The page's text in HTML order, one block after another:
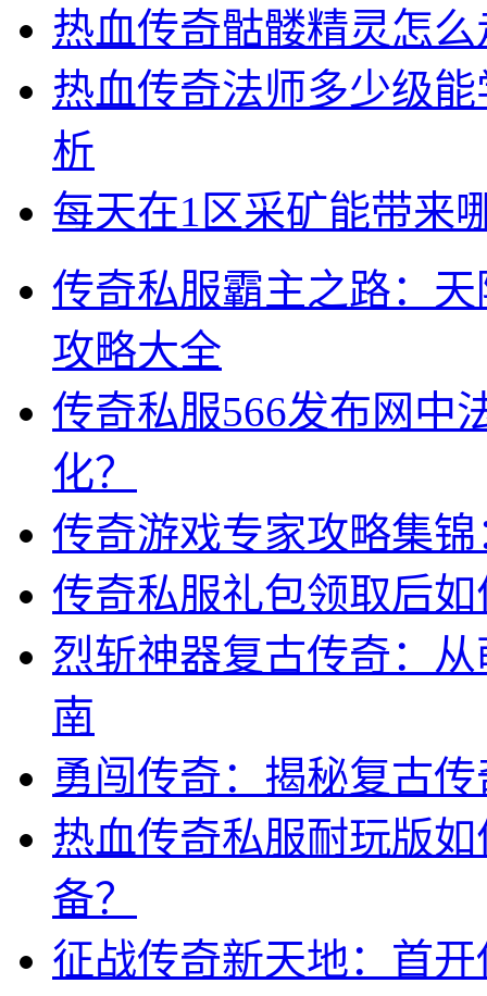
热血传奇骷髅精灵怎
热血传奇法师多少级
析
每天在1区采矿能带来
传奇私服霸主之路：
攻略大全
传奇私服566发布网中
化？
传奇游戏专家攻略集
传奇私服礼包领取后
烈斩神器复古传奇：
南
勇闯传奇：揭秘复古
热血传奇私服耐玩版
备？
征战传奇新天地：首